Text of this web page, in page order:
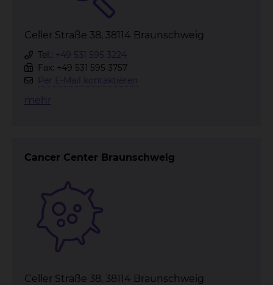
Celler Straße 38, 38114 Braunschweig
Tel.: +49 531 595 3224
Fax: +49 531 595 3757
Per E-Mail kontaktieren
mehr
Cancer Center Braunschweig
Celler Straße 38, 38114 Braunschweig